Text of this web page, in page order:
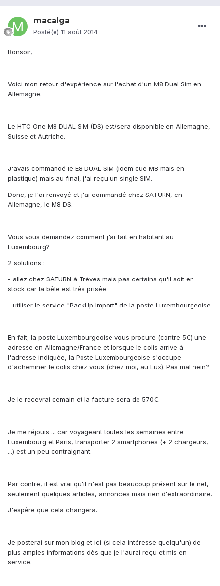
macalga
Posté(e) 11 août 2014
Bonsoir,
Voici mon retour d'expérience sur l'achat d'un M8 Dual Sim en
Allemagne.
Le HTC One M8 DUAL SIM (DS) est/sera disponible en Allemagne,
Suisse et Autriche.
J'avais commandé le E8 DUAL SIM (idem que M8 mais en
plastique) mais au final, j'ai reçu un single SIM.
Donc, je l'ai renvoyé et j'ai commandé chez SATURN, en
Allemagne, le M8 DS.
Vous vous demandez comment j'ai fait en habitant au
Luxembourg?
2 solutions :
- allez chez SATURN à Trèves mais pas certains qu'il soit en
stock car la bête est très prisée
- utiliser le service "PackUp Import" de la poste Luxembourgeoise
En fait, la poste Luxembourgeoise vous procure (contre 5€) une
adresse en Allemagne/France et lorsque le colis arrive à
l'adresse indiquée, la Poste Luxembourgeoise s'occupe
d'acheminer le colis chez vous (chez moi, au Lux). Pas mal hein?
Je le recevrai demain et la facture sera de 570€.
Je me réjouis ... car voyageant toutes les semaines entre
Luxembourg et Paris, transporter 2 smartphones (+ 2 chargeurs,
...) est un peu contraignant.
Par contre, il est vrai qu'il n'est pas beaucoup présent sur le net,
seulement quelques articles, annonces mais rien d'extraordinaire.
J'espère que cela changera.
Je posterai sur mon blog et ici (si cela intéresse quelqu'un) de
plus amples informations dès que je l'aurai reçu et mis en
service.